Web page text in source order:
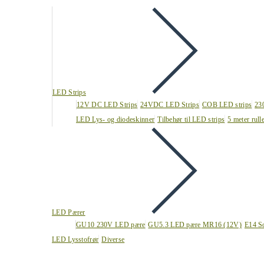
LED Strips
12V DC LED Strips 24VDC LED Strips COB LED strips
LED Lys- og diodeskinner Tilbehør til LED strips 5 meter
LED Pærer
GU10 230V LED pære GU5.3 LED pære MR16 (12V) E14
LED Lysstofrør Diverse